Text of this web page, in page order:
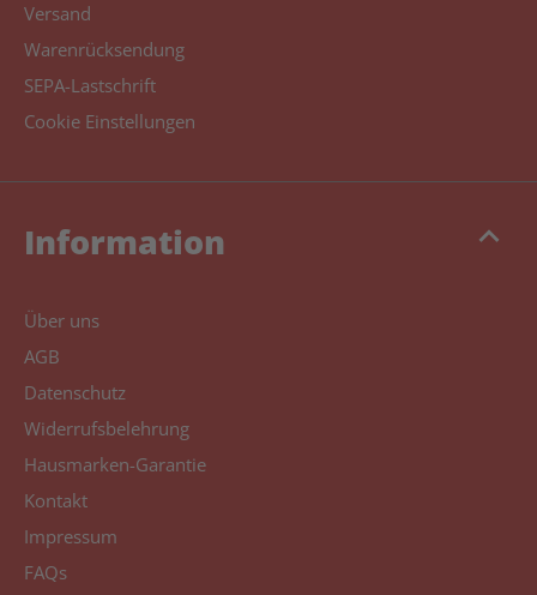
Versand
Warenrücksendung
SEPA-Lastschrift
Cookie Einstellungen
keyboard_arrow_up
Information
Über uns
AGB
Datenschutz
Widerrufsbelehrung
Hausmarken-Garantie
Kontakt
Impressum
FAQs